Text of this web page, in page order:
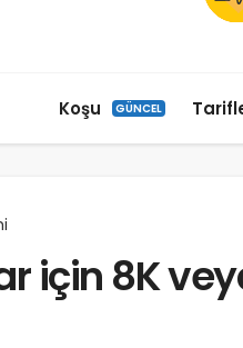
Koşu GÜNCEL
için 8K